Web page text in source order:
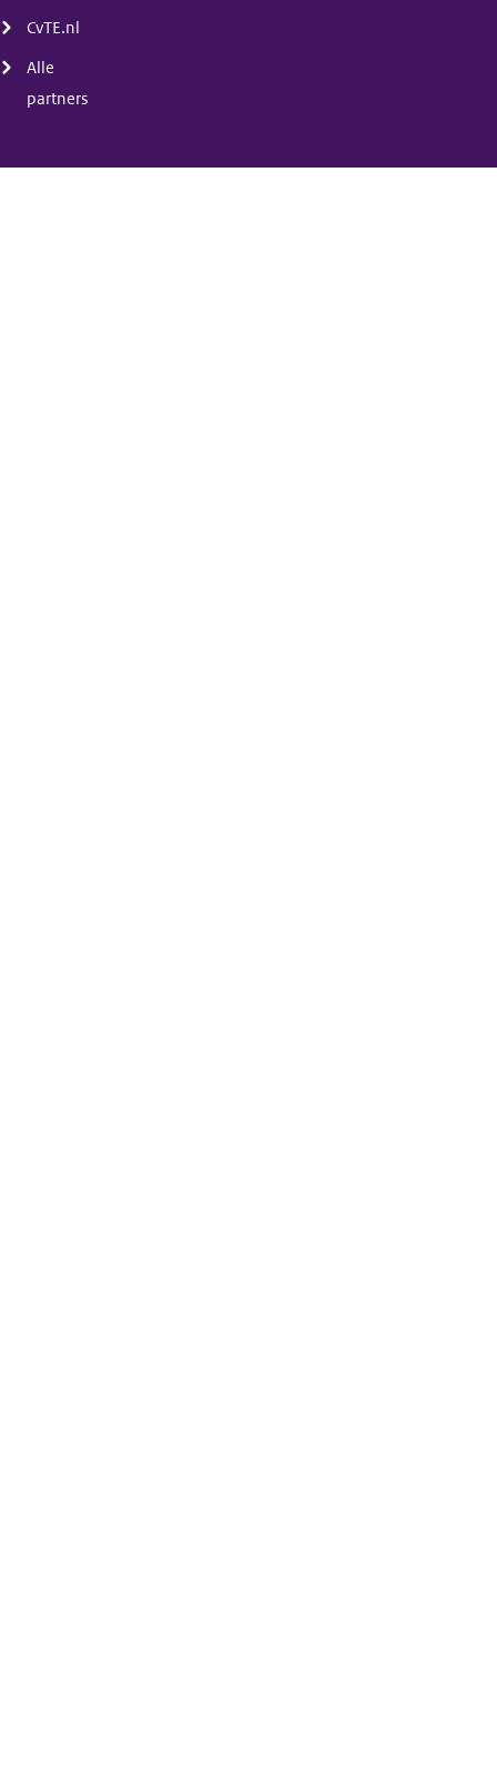
CvTE.nl
Alle
partners